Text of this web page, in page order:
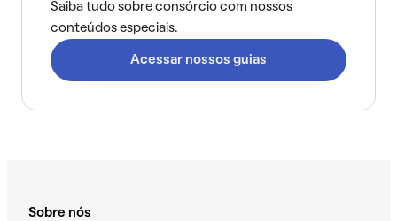
Saiba tudo sobre consórcio com nossos
conteúdos especiais.
Acessar nossos guias
Sobre nós